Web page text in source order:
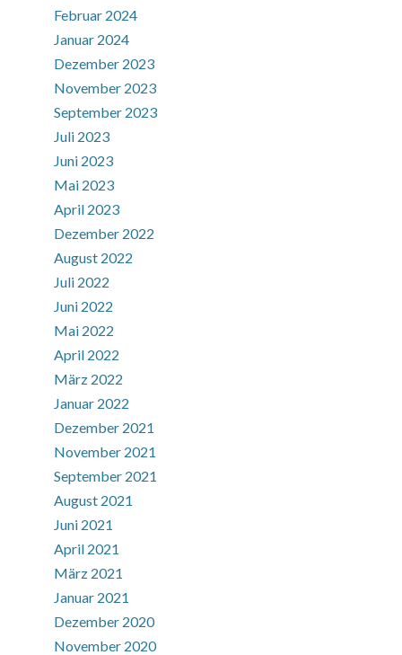
Februar 2024
Januar 2024
Dezember 2023
November 2023
September 2023
Juli 2023
Juni 2023
Mai 2023
April 2023
Dezember 2022
August 2022
Juli 2022
Juni 2022
Mai 2022
April 2022
März 2022
Januar 2022
Dezember 2021
November 2021
September 2021
August 2021
Juni 2021
April 2021
März 2021
Januar 2021
Dezember 2020
November 2020